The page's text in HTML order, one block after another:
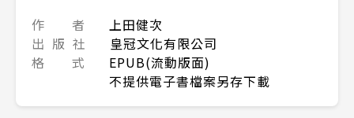
作 者
上田健次
出 版 社
皇冠文化有限公司
格 式
EPUB(流動版面)
不提供電子書檔案另存下載